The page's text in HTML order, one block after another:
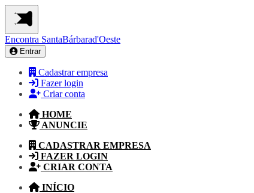
Encontra SantaBárbarad'Oeste
Entrar
Cadastrar empresa
Fazer login
Criar conta
HOME
ANUNCIE
CADASTRAR EMPRESA
FAZER LOGIN
CRIAR CONTA
INÍCIO